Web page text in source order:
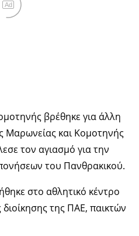
Ad
βρέθηκε για άλλη
Μαρωνείας και Κομοτηνής
τον αγιασμό για την
του Πανθρακικού.
στο αθλητικό κέντρο
της ΠΑΕ, παικτών